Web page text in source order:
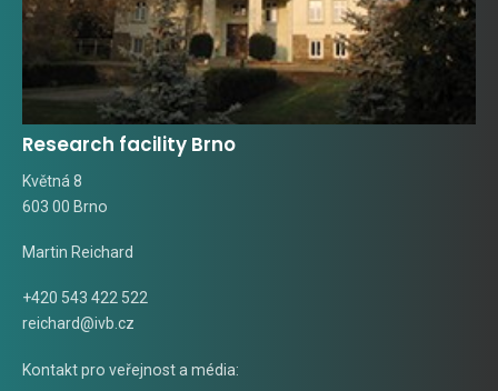
Research facility Brno
Květná 8
603 00 Brno
Martin Reichard
+420 543 422 522
reichard@ivb.cz
Kontakt pro veřejnost a média: